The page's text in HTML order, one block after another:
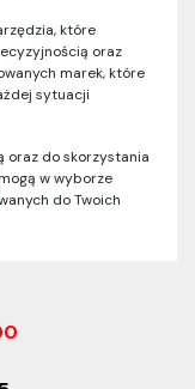
które
oraz
marek, które
sytuacji
oraz do skorzystania
w wyborze
do Twoich